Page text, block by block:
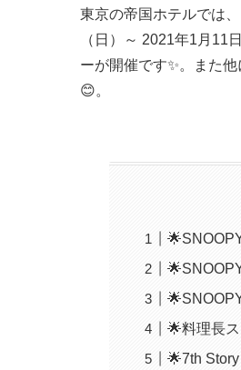
東京の帝国ホテルでは
（日）～ 2021年1月11
ーが開催です✨。また
😊。
🌟料理長
🌟7th